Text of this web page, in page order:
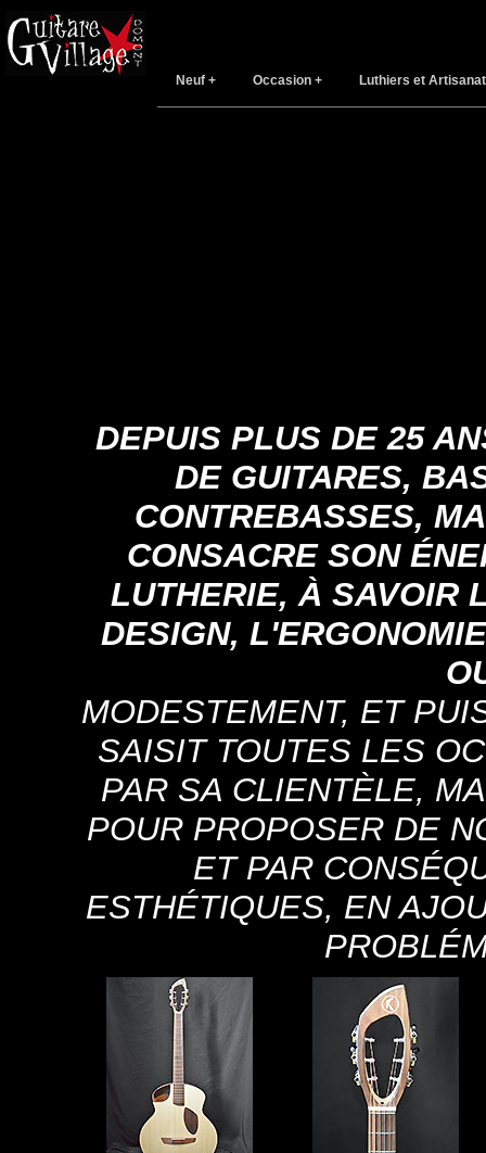
Neuf Occasion Luthiers et Artisanat
DEPUIS PLUS DE 25
DE GUITARES,
CONTREBASSES,
CONSACRE SON
LUTHERIE, À SAVOIR
DESIGN,
MODESTEMENT, ET
SAISIT TOUTES LES
PAR SA CLIENTÈLE,
POUR PROPOSER DE
ET PAR
ESTHÉTIQUES, EN